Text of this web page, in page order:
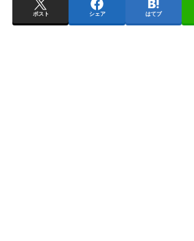
ポスト シェア はてブ